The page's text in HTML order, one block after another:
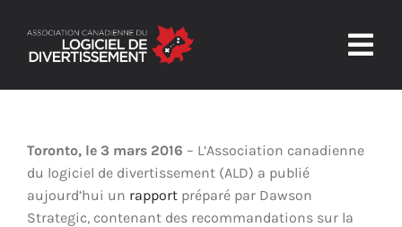
content
L’ALD
Confiance et sécurité
Toronto, le 3 mars 2016 – L’Association canadienne
du logiciel de divertissement (ALD) a publié
aujourd’hui un rapport préparé par Dawson
Strategic, contenant des recommandations sur la